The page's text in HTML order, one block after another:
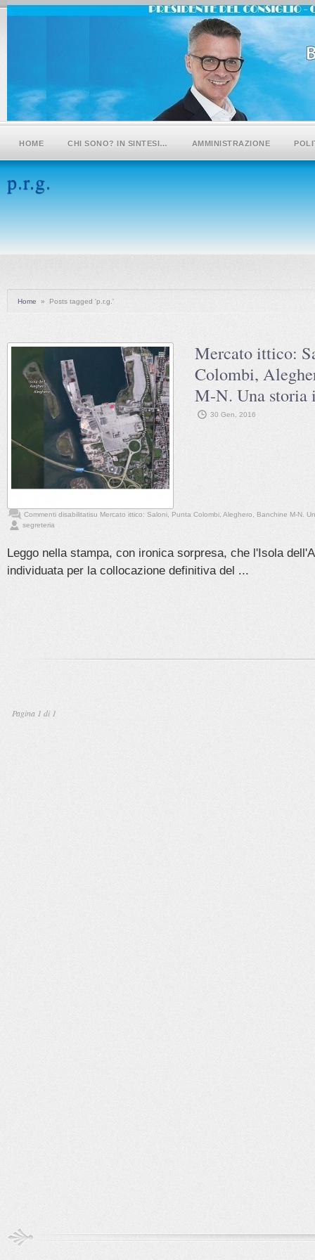
HOME CHI SONO? IN SINTESI… AMMINISTRAZIONE
p.r.g.
Home » Posts tagged 'p.r.g.'
Mercato ittico:
Colombi,
M-N. Una
30 Gen, 2016
Commenti disabilitatisu Mercato ittico: Saloni, Punta Colombi, Aleghero, Banchine M-N.
segreteria
Leggo nella stampa, con ironica sorpresa, che l'Isola
individuata per la collocazione definitiva del ...
Pagina 1 di 1